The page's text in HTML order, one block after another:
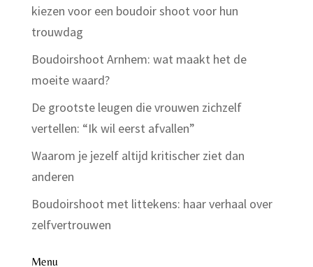
kiezen voor een boudoir shoot voor hun
trouwdag
Boudoirshoot Arnhem: wat maakt het de
moeite waard?
De grootste leugen die vrouwen zichzelf
vertellen: “Ik wil eerst afvallen”
Waarom je jezelf altijd kritischer ziet dan
anderen
Boudoirshoot met littekens: haar verhaal over
zelfvertrouwen
Menu